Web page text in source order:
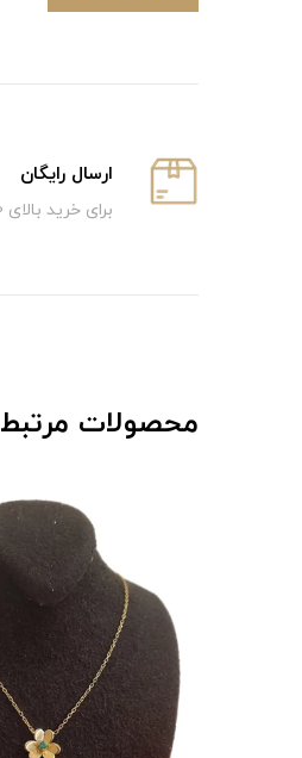
ارسال رایگان
برای خرید بالای 10 میلیون تومان
محصولات مرتبط